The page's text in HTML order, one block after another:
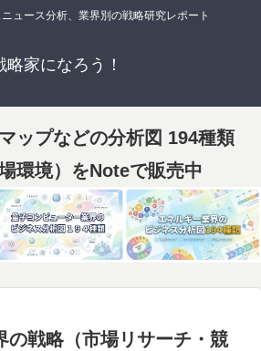
ュース分析、業界別の戦略研究レポート
略家になろう！
ップなどの分析図 194種類
環境）をNoteで販売中
の戦略（市場リサーチ・競